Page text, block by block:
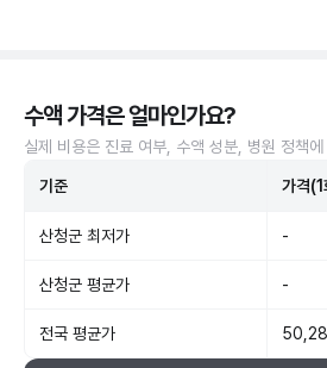
수액 가격은 얼마인가요?
실제 비용은 진료 여부, 수액 성분, 병원 정책
기준 가격(1
산청군 최저가 -
산청군 평균가 -
전국 평균가